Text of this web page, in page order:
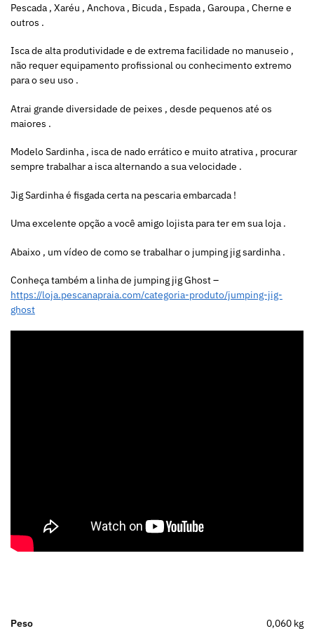
Pescada , Xaréu , Anchova , Bicuda , Espada , Garoupa , Cherne e
outros .
Isca de alta produtividade e de extrema facilidade no manuseio ,
não requer equipamento profissional ou conhecimento extremo
para o seu uso .
Atrai grande diversidade de peixes , desde pequenos até os
maiores .
Modelo Sardinha , isca de nado errático e muito atrativa , procurar
sempre trabalhar a isca alternando a sua velocidade .
Jig Sardinha é fisgada certa na pescaria embarcada !
Uma excelente opção a você amigo lojista para ter em sua loja .
Abaixo , um vídeo de como se trabalhar o jumping jig sardinha .
Conheça também a linha de jumping jig Ghost –
https://loja.pescanapraia.com/categoria-produto/jumping-jig-
ghost
Peso 0,060 kg